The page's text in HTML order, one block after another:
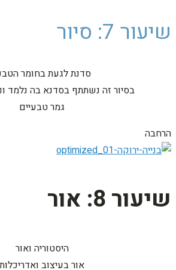
שיעור 7: סיור
סדנת לגעת בחומר
בסיור זה נשתתף בסדנא בה נלמד
גמר טבעיים
הרחבה
שיעור 8: אור
היסטוריה ואור
אור בעיצוב ואדריכלות